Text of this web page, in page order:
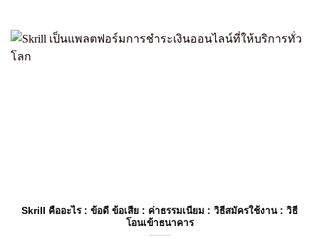
Skrill คืออะไร : ข้อดี ข้อเสีย : ค่าธรรมเนียม : วิธีสมัครใช้งาน : วิธี
โอนเข้าธนาคาร